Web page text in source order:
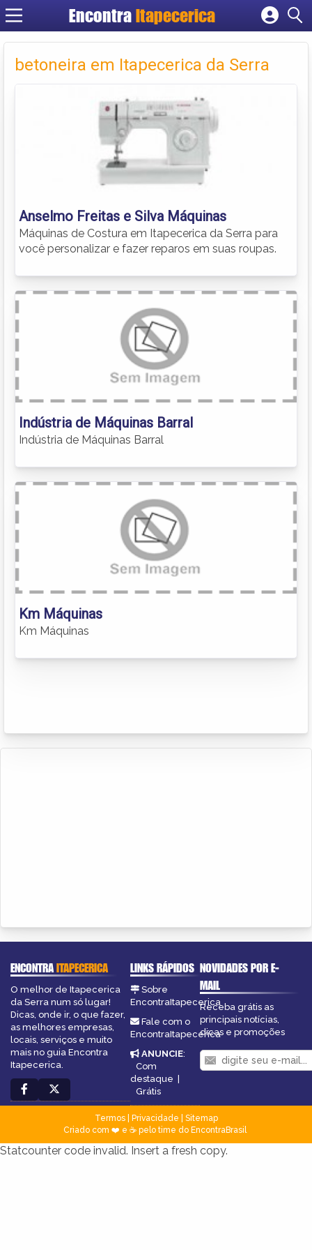
Encontra Itapecerica
Cadastrar empresa
Criar conta
betoneira em Itapecerica da Serra
Anselmo Freitas e Silva Máquinas
Máquinas de Costura em Itapecerica da Serra para
você personalizar e fazer reparos em suas roupas.
Indústria de Máquinas Barral
Indústria de Máquinas Barral
Km Máquinas
Km Máquinas
ENCONTRAITAPECERICA
O melhor de Itapecerica
da Serra num só lugar!
Dicas, onde ir, o que fazer,
as melhores empresas,
locais, serviços e muito
mais no guia Encontra
Itapecerica.
LINKS RÁPIDOS
Sobre
EncontraItapecerica
Fale com o
EncontraItapecerica
ANUNCIE:
Com
destaque |
Grátis
NOVIDADES POR E-
MAIL
Receba grátis as
principais notícias,
dicas e promoções
Termos| Privacidade
Sitemap
Criado com ❤️ e ☕ pelo time do EncontraBrasil
Statcounter code invalid. Insert a fresh copy.